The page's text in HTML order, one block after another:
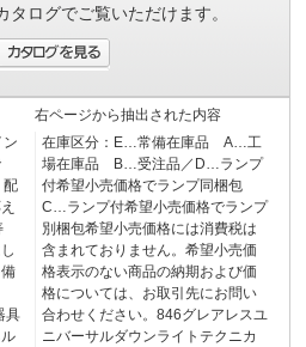
ログでご覧いただけます。
配
具
右ページから抽出された内容
在庫区分：E…常備在庫品 A…工
場在庫品 B…受注品／D…ランプ
付希望小売価格でランプ同梱包
C…ランプ付希望小売価格でランプ
別梱包希望小売価格には消費税は
含まれておりません。希望小売価
格表示のない商品の納期および価
格については、お取引先にお問い
合わせください。846グレアレスユ
ニバーサルダウンライトテクニカ